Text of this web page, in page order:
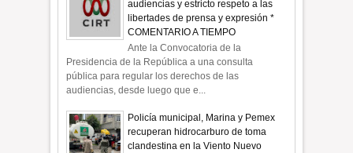
audiencias y estricto respeto a las
libertades de prensa y expresión *
COMENTARIO A TIEMPO
Ante la Convocatoria de la
Presidencia de la República a una consulta
pública para regular los derechos de las
audiencias, desde luego que e...
Policía municipal, Marina y Pemex
recuperan hidrocarburo de toma
clandestina en la Viento Nuevo